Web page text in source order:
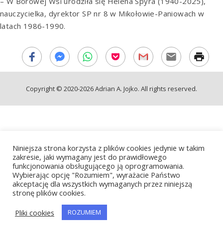
nauczycielka, dyrektor SP nr 8 w Mikołowie-Paniowach w
latach 1986-1990.
Copyright © 2020-2026 Adrian A. Jojko. All rights reserved.
Niniejsza strona korzysta z plików cookies jedynie w takim
zakresie, jaki wymagany jest do prawidłowego
funkcjonowania obsługującego ją oprogramowania.
Wybierając opcję "Rozumiem", wyrażacie Państwo
akceptację dla wszystkich wymaganych przez niniejszą
stronę plików cookies.
Pliki cookies
ROZUMIEM